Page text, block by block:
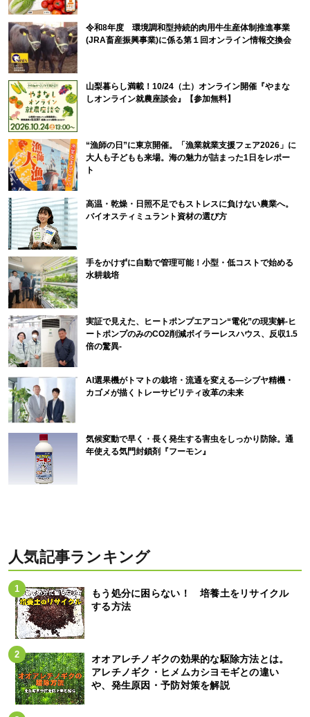
令和8年度 環境調和型持続的肉用牛生産体制推進事業
(JRA畜産振興事業)に係る第１回オンライン情報交換会
山梨暮らし満載！10/24（土）オンライン開催『やまな
しオンライン就農座談会』【参加無料】
“漁師の日”に東京開催。「漁業就業支援フェア2026」に
大人も子どもも来場。海の魅力が詰まった1日をレポー
ト
高温・乾燥・日照不足でもストレスに負けない農業へ。
バイオスティミュラント資材の選び方
手をかけずに自動で管理可能！小型・低コストで始める
水耕栽培
実証で見えた、ヒートポンプエアコン“電化”の現実解-ヒ
ートポンプのみのCO2削減ボイラーレスハウス、反収1.5
倍の驚異-
AI選果機がトマトの栽培・流通を変える―シブヤ精機・
カゴメが描くトレーサビリティ改革の未来
気候変動で早く・長く発生する害虫をしっかり防除。通
年使える気門封鎖剤『フーモン』
人気記事ランキング
もう処分に困らない！ 培養土をリサイクル
する方法
オオアレチノギクの効果的な駆除方法とは。
アレチノギク・ヒメムカシヨモギとの違い
や、発生原因・予防対策を解説